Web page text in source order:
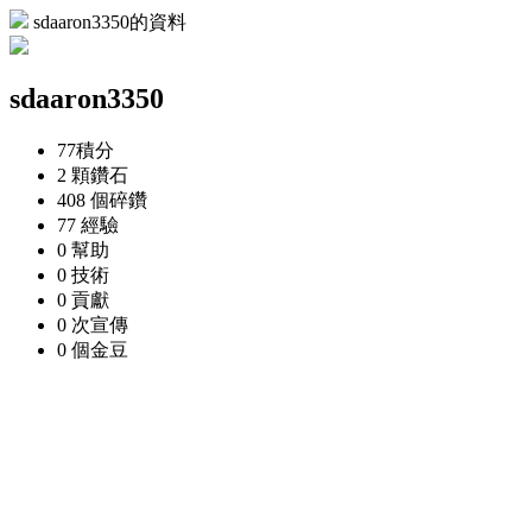
sdaaron3350的資料
sdaaron3350
77積分
2 顆鑽石
408 個碎鑽
77 經驗
0 幫助
0 技術
0 貢獻
0 次宣傳
0 個金豆